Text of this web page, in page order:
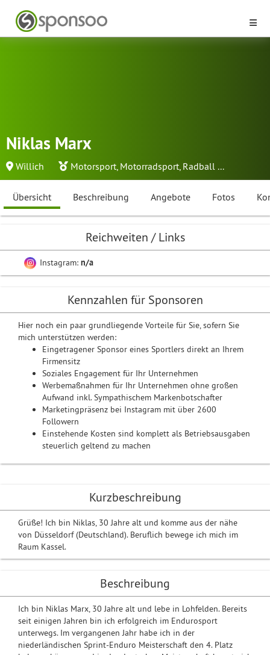
Niklas Marx
Willich Motorsport, Motorradsport, Radball ...
Übersicht Beschreibung Angebote Fotos
Kurzbeschreibung
Grüße! Ich bin Niklas, 30 Jahre alt und komme aus der nähe
von Düsseldorf (Deutschland). Beruflich bewege ich mich im
Raum Kassel.
Beschreibung
Ich bin Niklas Marx, 30 Jahre alt und lebe in Lohfelden. Bereits
seit einigen Jahren bin ich erfolgreich im Endurosport
unterwegs. Im vergangenen Jahr habe ich in der
niederländischen Sprint-Enduro Meisterschaft den 4. Platz
Reichweiten / Links
Instagram: n/a
Kennzahlen für Sponsoren
Hier noch ein paar grundliegende Vorteile für Sie, sofern Sie
mich unterstützen werden:
Eingetragener Sponsor eines Sportlers direkt an Ihrem
Firmensitz
Soziales Engagement für Ihr Unternehmen
Werbemaßnahmen für Ihr Unternehmen ohne großen
Aufwand inkl. Sympathischem Markenbotschafter
Marketingpräsenz bei Instagram mit über 2600
Followern
Einstehende Kosten sind komplett als Betriebsausgaben
steuerlich geltend zu machen